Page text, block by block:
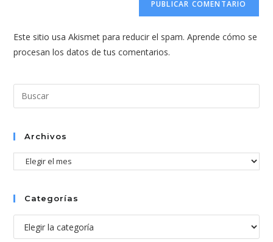
comentar
web
(opcional)
Este sitio usa Akismet para reducir el spam.Aprende cómo se
procesan los datos de tus comentarios.
el
Archivos
Archivos
Categorías
Categorías